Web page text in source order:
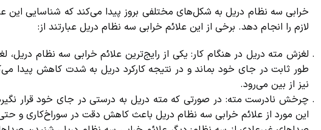
خرابی سه نظام دریل به شکل‌های مختلفی بروز پیدا می‌کند که شناسایی این
لازم را انجام دهد. برخی از این علائم خرابی سه نظام دریل عبارتند از:
لغزش مته دریل در هنگام کار: یکی از رایج‌ترین علائم خرابی سه نظام
طور ثابت در جای خود بماند و در نتیجه کارکرد دریل به شدت کاهش پیدا
نیز از بین می‌رود.
چرخش نادرست مته: در صورتی که مته دریل به درستی در جای خود قرار
این مورد از علائم خرابی سه نظام دریل باعث کاهش دقت در سوراخ‌کاری و